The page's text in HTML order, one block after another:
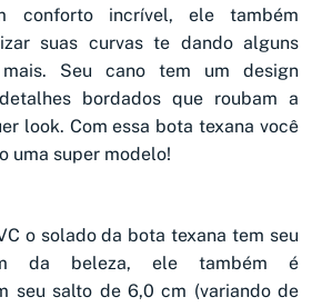
conforto incrível, ele também
suas curvas te dando alguns
Seu cano tem um design
bordados que roubam a
look. Com essa bota texana você
uma super modelo!
o solado da bota texana tem seu
da beleza, ele também é
seu salto de 6,0 cm (variando de